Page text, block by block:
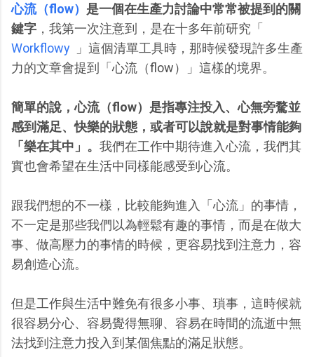
心流（flow） 是一個在生產力討論中常常被提到的關
鍵字 ，我第一次注意到，是在十多年前研究「
Workflowy 」這個清單工具時，那時候發現許多生產
力的文章會提到「心流（flow）」這樣的境界。
簡單的說，心流（flow）是指專注投入、心無旁騖並
感到滿足、快樂的狀態，或者可以說就是對事情能夠
「樂在其中」。 我們在工作中期待進入心流，我們其
實也會希望在生活中同樣能感受到心流。
跟我們想的不一樣，比較能夠進入「心流」的事情，
不一定是那些我們以為輕鬆有趣的事情，而是在做大
事、做高壓力的事情的時候，更容易找到注意力，容
易創造心流。
但是工作與生活中難免有很多小事、瑣事，這時候就
很容易分心、容易覺得無聊、容易在時間的流逝中無
法找到注意力投入到某個焦點的滿足狀態。